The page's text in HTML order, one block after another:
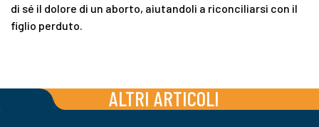
di sé il dolore di un aborto, aiutandoli a riconciliarsi con il
figlio perduto.
ALTRI ARTICOLI